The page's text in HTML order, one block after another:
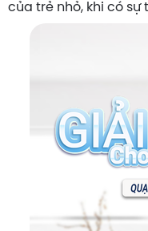
của trẻ nhỏ, khi có